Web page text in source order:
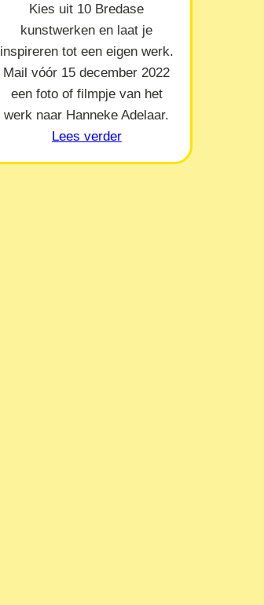
Kies uit 10 Bredase
kunstwerken en laat je
inspireren tot een eigen werk.
Mail vóór 15 december 2022
een foto of filmpje van het
werk naar Hanneke Adelaar.
Lees verder